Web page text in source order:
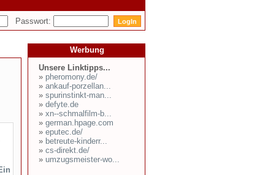
Passwort:
Werbung
Unsere Linktipps...
» pheromony.de/
» ankauf-porzellan...
» spurinstinkt-man...
» defyte.de
» xn--schmalfilm-b...
» german.hpage.com
» eputec.de/
» betreute-kinderr...
» cs-direkt.de/
» umzugsmeister-wo...